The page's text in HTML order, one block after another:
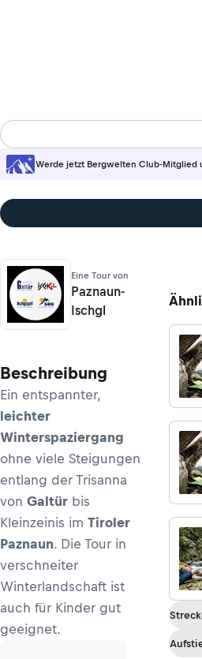
Werde jetzt Bergwelten Club-Mitglied
Eine Tour von
Paznaun-
Ischgl
Beschreibung
Ein entspannter,
leichter
Winterspaziergang
ohne viele Steigungen
entlang der Trisanna
von Galtür bis
Kleinzeinis im Tiroler
Paznaun. Die Tour in
verschneiter
Winterlandschaft ist
auch für Kinder gut
geeignet.